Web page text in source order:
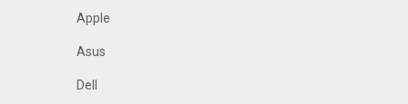
Apple
Asus
Dell